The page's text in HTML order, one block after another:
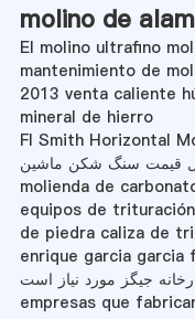
molino de
El molino ultrafino
mantenimiento de
2013 venta caliente
mineral de hierro
Fl Smith Horizontal
molienda de
equipos de
de piedra caliza de
enrique garcia garcia
جیگز مورد نیاز است
empresas que